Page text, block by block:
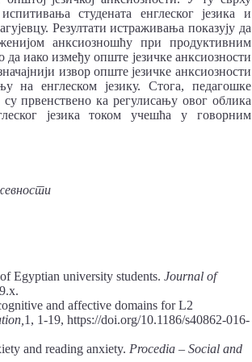
студената енглеског језика и
Резултати истраживања показују да
анксиозношћу при продуктивним
иако између опште језичке анксиозности
извор опште језичке анксиозности
на енглеском језику. Стога, педагошке
првенствено ка регулисању овог облика
језика током учешћа у говорним
Egyptian university students. Journal of
and affective domains for L2
1, 1-19, https://doi.org/10.1186/s40862-016-
and reading anxiety. Procedia – Social and